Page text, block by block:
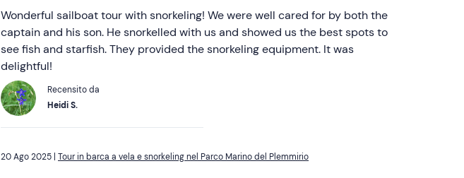
Wonderful sailboat tour with snorkeling! We were well cared for by both the
captain and his son. He snorkelled with us and showed us the best spots to
see fish and starfish. They provided the snorkeling equipment. It was
delightful!
Recensito da
Heidi S.
Tour in barca a vela e snorkeling nel Parco Marino del Plemmirio